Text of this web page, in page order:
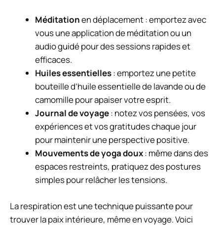
Méditationen déplacement : emportez avec
vous une application de méditation ou un
audio guidé pour des sessions rapides et
efficaces.
Huiles essentielles: emportez une petite
bouteille d’huile essentielle de lavande ou de
camomille pour apaiser votre esprit.
Journal de voyage: notez vos pensées, vos
expériences et vos gratitudes chaque jour
pour maintenir une perspective positive.
Mouvements de yoga doux: même dans des
espaces restreints, pratiquez des postures
simples pour relâcher les tensions.
La respiration est une technique puissante pour
trouver la paix intérieure, même en voyage. Voici